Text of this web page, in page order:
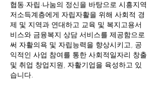
협동·자립·나눔의 정신을 바탕으로 시흥지역
저소득계층에게 자립자활을 위해 사회적 경
제 및 지역과 연대하고 교육 및 복지고용서
비스와 금융복지 상담 서비스를 제공함으로
써 자활의욕 및 자립능력을 향상시키고, 공
익적인 사업 참여를 통한 사회적일자리 창출
및 취업 창업지원, 자활기업을 육성하고 있
습니다.